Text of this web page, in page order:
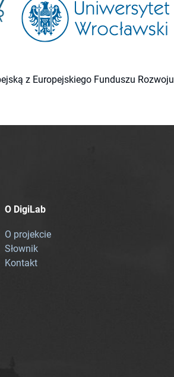
z Europejskiego Funduszu Rozwoju
O DigiLab
O projekcie
Słownik
Kontakt